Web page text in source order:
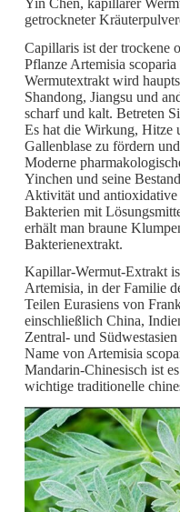
getrockneter
Capillaris ist der trockene
Pflanze Artemisia
Wermutextrakt wird
Shandong, Jiangsu und
scharf und kalt. Betreten
Es hat die Wirkung, Hitze
Gallenblase zu fördern
Moderne
Yinchen und seine
Aktivität und
Bakterien mit
erhält man braune
Bakterienextrakt.
Kapillar-Wermut-Extrakt
Artemisia, in der Familie
Teilen Eurasiens von
einschließlich China,
Zentral- und
Name von Artemisia
Mandarin-Chinesisch ist
wichtige traditionelle